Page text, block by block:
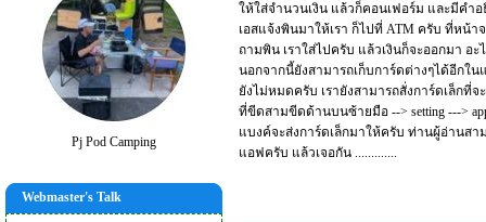
Pj Pod Camping
Webmaster's Talk
ให้ใส่จำนวนเงิน แล้วก็คอนเฟอร์ม และมีคำ
เอสแจ้งพินมาให้เรา ก็ไปที่ ATM ครับ ที่หน้า
ถามพิน เราใส่ไปครับ แล้วเงินก็จะออกมา อะ
นอกจากนี้ยังสามารถเก็บการ์ดต่างๆได้อีกใ
ยังไม่หมดครับ เรายังสามารถสั่งการ์ดเล็กที่จ
ที่ขีดสามขีดด้านบนซ้ายมือ --> setting --->
แบงค์จะส่งการ์ดเล็กมาให้ครับ ท่านผู้อ่านสา
แอฟครับ แล้วเจอกัน .............